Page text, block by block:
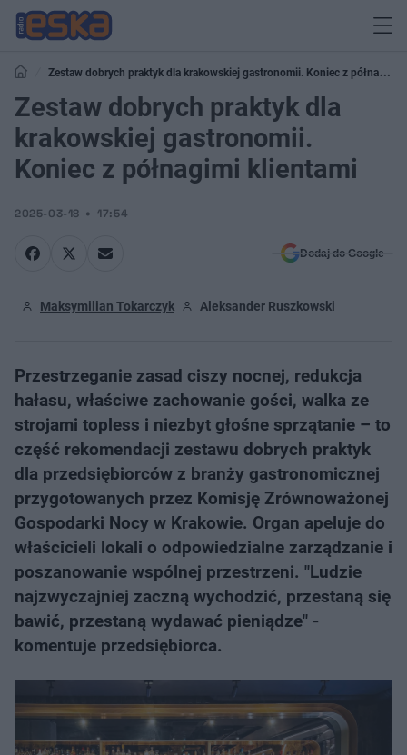
Zestaw dobrych praktyk dla krakowskiej gastronomii. Koniec z półnagimi
klientami
Zestaw dobrych praktyk dla
krakowskiej gastronomii.
Koniec z półnagimi klientami
2025-03-18 17:54
Dodaj do Google
Maksymilian Tokarczyk Aleksander Ruszkowski
Przestrzeganie zasad ciszy nocnej, redukcja
hałasu, właściwe zachowanie gości, walka ze
strojami topless i niezbyt głośne sprzątanie – to
część rekomendacji zestawu dobrych praktyk
dla przedsiębiorców z branży gastronomicznej
przygotowanych przez Komisję Zrównoważonej
Gospodarki Nocy w Krakowie. Organ apeluje do
właścicieli lokali o odpowiedzialne zarządzanie i
poszanowanie wspólnej przestrzeni. "Ludzie
najzwyczajniej zaczną wychodzić, przestaną się
bawić, przestaną wydawać pieniądze" -
komentuje przedsiębiorca.